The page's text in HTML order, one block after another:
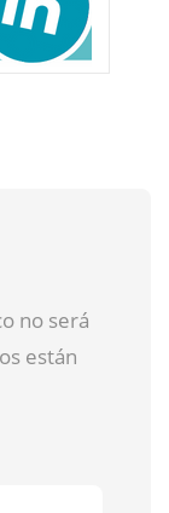
no será
están